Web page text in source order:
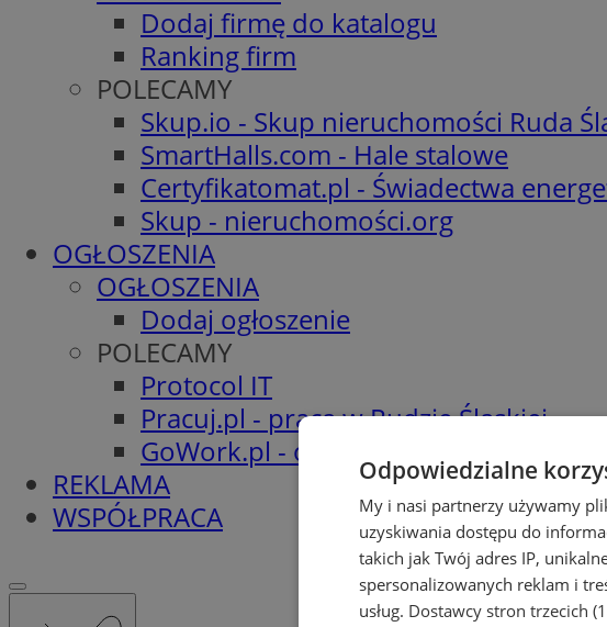
Dodaj firmę do katalogu
Ranking firm
POLECAMY
Skup.io - Skup nieruchomości Ruda
SmartHalls.com - Hale stalowe
Certyfikatomat.pl - Świadectwa
Skup - nieruchomości.org
OGŁOSZENIA
OGŁOSZENIA
Dodaj ogłoszenie
POLECAMY
Protocol IT
Pracuj.pl - praca w Rudzie Śląskiej
GoWork.pl - oferty pracy
REKLAMA
WSPÓŁPRACA
Odpowiedzialne
My i nasi partnerzy używamy
uzyskiwania dostępu do
takich jak Twój adres IP,
spersonalizowanych reklam i
usług. Dostawcy stron trzecich